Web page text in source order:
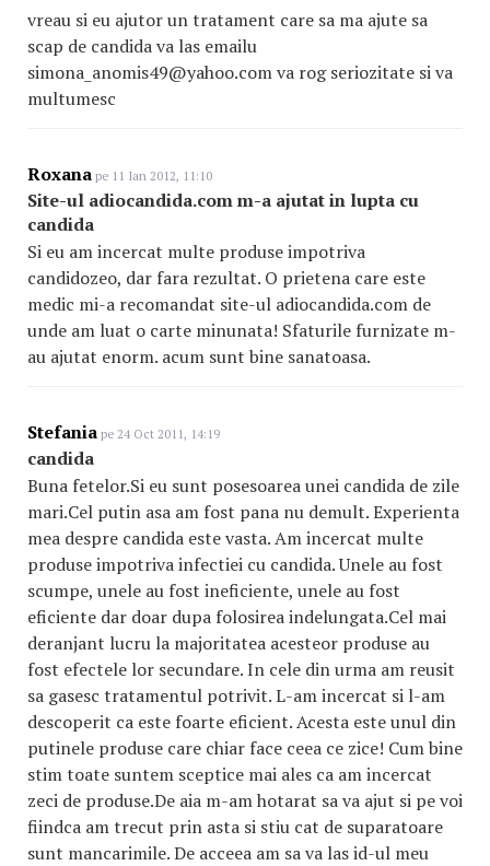
vreau si eu ajutor un tratament care sa ma ajute sa
scap de candida va las emailu
simona_anomis49@yahoo.com va rog seriozitate si va
multumesc
Roxana pe 11 Ian 2012, 11:10
Site-ul adiocandida.com m-a ajutat in lupta cu
candida
Si eu am incercat multe produse impotriva
candidozeo, dar fara rezultat. O prietena care este
medic mi-a recomandat site-ul adiocandida.com de
unde am luat o carte minunata! Sfaturile furnizate m-
au ajutat enorm. acum sunt bine sanatoasa.
Stefania pe 24 Oct 2011, 14:19
candida
Buna fetelor.Si eu sunt posesoarea unei candida de zile
mari.Cel putin asa am fost pana nu demult. Experienta
mea despre candida este vasta. Am incercat multe
produse impotriva infectiei cu candida. Unele au fost
scumpe, unele au fost ineficiente, unele au fost
eficiente dar doar dupa folosirea indelungata.Cel mai
deranjant lucru la majoritatea acesteor produse au
fost efectele lor secundare. In cele din urma am reusit
sa gasesc tratamentul potrivit. L-am incercat si l-am
descoperit ca este foarte eficient. Acesta este unul din
putinele produse care chiar face ceea ce zice! Cum bine
stim toate suntem sceptice mai ales ca am incercat
zeci de produse.De aia m-am hotarat sa va ajut si pe voi
fiindca am trecut prin asta si stiu cat de suparatoare
sunt mancarimile. De acceea am sa va las id-ul meu